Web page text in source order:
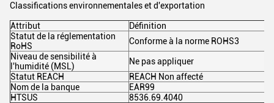
Classifications environnementales et d'exportation
Attribut
Définition
Statut de la réglementation
RoHS
Conforme à la norme ROHS3
Niveau de sensibilité à
l'humidité (MSL)
Ne pas appliquer
Statut REACH
REACH Non affecté
Nom de la banque
EAR99
HTSUS
8536.69.4040